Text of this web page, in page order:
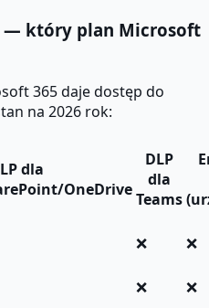
— który plan Microsoft
365 daje dostęp do
na 2026 rok:
dla
OneDrive
DLP
dla
Teams
❌
❌
❌
❌